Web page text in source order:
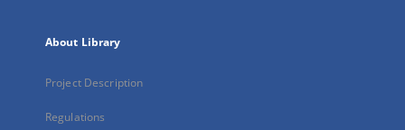
About Library
Project Description
Regulations